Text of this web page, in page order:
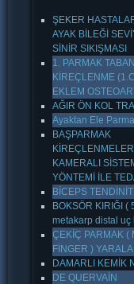
ŞEKER
AYAK BİLEĞİ
SİNİR SIKIŞMASI
1. PARMAK
KİREÇLENME
EKLEM
AĞIR ÖN KOL
Ayaktan Ele
BAŞPARMAK
KAMERALI
YÖNTEMİ İLE
BİCEPS TENDİNİTİ
BOKSÖR KIRIĞI (
metakarp distal uç
ÇEKİÇ PARMAK (
FİNGER )
DAMARLI KEMİK
DE QUERVAİN